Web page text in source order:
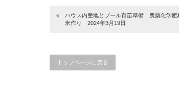
ハウス内整地とプール育苗準備 農薬化学肥
米作り 2024年3月19日
トップページに戻る